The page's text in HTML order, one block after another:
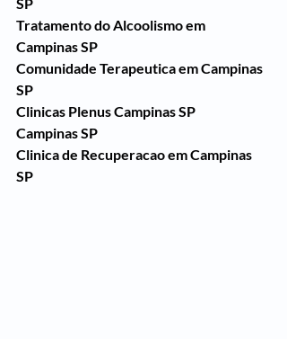
Tratamento do Alcoolismo em
Campinas SP
Comunidade Terapeutica em Campinas
SP
Clinicas Plenus Campinas SP
Campinas SP
Clinica de Recuperacao em Campinas
SP